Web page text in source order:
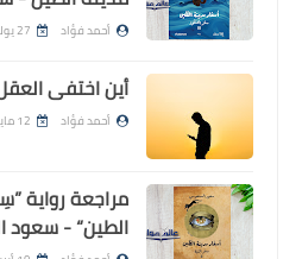
أحمد فؤاد 27 يوليو 2026
أين اختفى
أحمد فؤاد 12 مايو 2026
مراجعة رواية
الطين“ -